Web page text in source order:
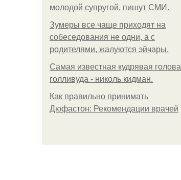
молодой супругой, пишут СМИ.
Зумеры все чаще приходят на
собеседования не одни, а с
родителями, жалуются эйчары.
Самая известная кудрявая голова
голливуда - николь кидман.
Как правильно принимать
Дюфастон: Рекомендации врачей